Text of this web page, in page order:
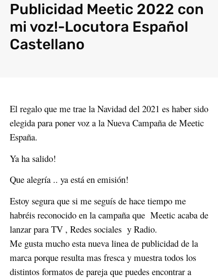
Publicidad Meetic 2022 con
mi voz!-Locutora Español
Castellano
El regalo que me trae la Navidad del 2021 es haber sido
elegida para poner voz a la Nueva Campaña de Meetic
España.
Ya ha salido!
Que alegría .. ya está en emisión!
Estoy segura que si me seguís de hace tiempo me
habréis reconocido en la campaña que Meetic acaba de
lanzar para TV , Redes sociales y Radio.
Me gusta mucho esta nueva linea de publicidad de la
marca porque resulta mas fresca y muestra todos los
distintos formatos de pareja que puedes encontrar a